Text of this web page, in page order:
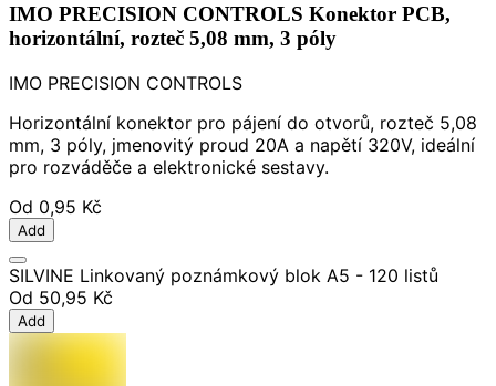
IMO PRECISION CONTROLS Konektor PCB,
horizontální, rozteč 5,08 mm, 3 póly
IMO PRECISION CONTROLS
Horizontální konektor pro pájení do otvorů, rozteč 5,08
mm, 3 póly, jmenovitý proud 20A a napětí 320V, ideální
pro rozváděče a elektronické sestavy.
Od 0,95 Kč
Add
SILVINE Linkovaný poznámkový blok A5 - 120 listů
Od 50,95 Kč
Add